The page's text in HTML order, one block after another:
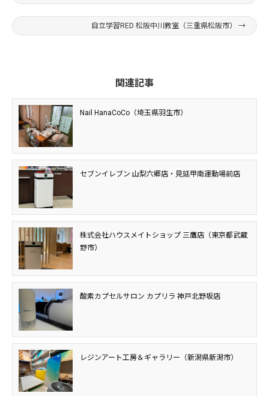
自立学習RED 松阪中川教室（三重県松阪市） →
関連記事
Nail HanaCoCo（埼玉県羽生市）
セブンイレブン 山梨六郷店・見延甲南運動場前店
株式会社ハウスメイトショップ 三鷹店（東京都武蔵
野市）
酸素カプセルサロン カプリラ 神戸北野坂店
レジンアート工房＆ギャラリー（新潟県新潟市）